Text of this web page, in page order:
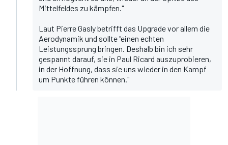
Mittelfeldes zu kämpfen."
Laut Pierre Gasly betrifft das Upgrade vor allem die
Aerodynamik und sollte "einen echten
Leistungssprung bringen. Deshalb bin ich sehr
gespannt darauf, sie in Paul Ricard auszuprobieren,
in der Hoffnung, dass sie uns wieder in den Kampf
um Punkte führen können."